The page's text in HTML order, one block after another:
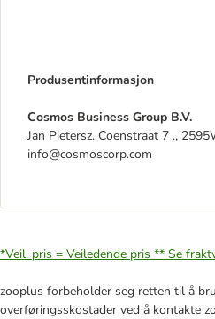
Produsentinformasjon
Cosmos Business Group B.V.
Jan Pietersz. Coenstraat 7 .,
info@cosmoscorp.com
*Veil. pris = Veiledende pris ** Se
zooplus forbeholder seg retten til å
overføringsskostader ved å kontakte